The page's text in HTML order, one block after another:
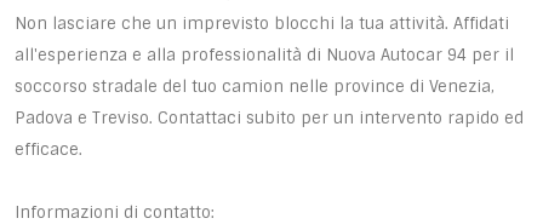
Non lasciare che un imprevisto blocchi la tua attività. Affidati
all'esperienza e alla professionalità di Nuova Autocar 94 per il
soccorso stradale del tuo camion nelle province di Venezia,
Padova e Treviso. Contattaci subito per un intervento rapido ed
efficace.
Informazioni di contatto: